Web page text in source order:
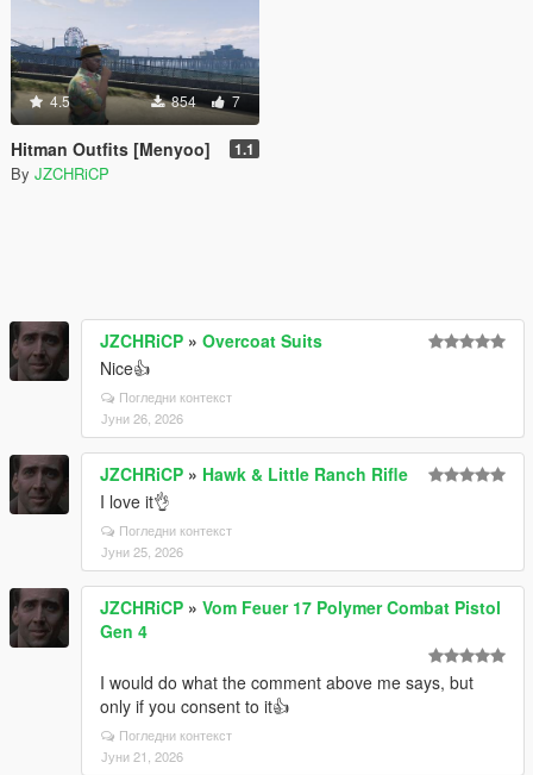
4.5 854 7
Hitman Outfits [Menyoo] 1.1
By JZCHRiCP
JZCHRiCP » Overcoat Suits
Nice👍
Погледни контекст
Јуни 26, 2026
JZCHRiCP » Hawk & Little Ranch Rifle
I love it👌
Погледни контекст
Јуни 25, 2026
JZCHRiCP » Vom Feuer 17 Polymer Combat Pistol
Gen 4
I would do what the comment above me says, but
only if you consent to it👍
Погледни контекст
Јуни 21, 2026